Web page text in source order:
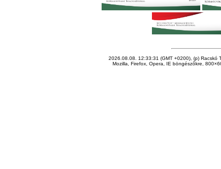
2026.08.08. 12:33:31 (GMT +0200), (p) Racskó
Mozilla, Firefox, Opera, IE böngészőkre,